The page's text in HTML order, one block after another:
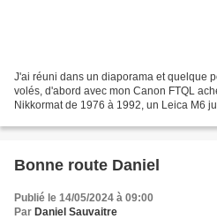
J'ai réuni dans un diaporama et quelque
volés, d'abord avec mon Canon FTQL
Nikkormat de 1976 à 1992, un Leica M6
Bonne route Daniel
Publié le 14/05/2024 à 09:00
Par Daniel Sauvaitre